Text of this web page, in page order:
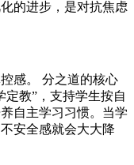
的进步，是对抗焦虑
感。 分之道的核心
教”，支持学生按自
自主学习习惯。当学
安全感就会大大降